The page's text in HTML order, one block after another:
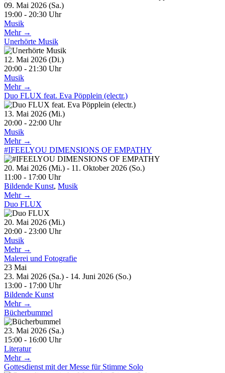
09. Mai 2026 (Sa.)
19:00 - 20:30 Uhr
Musik
Mehr →
Unerhörte Musik
12. Mai 2026 (Di.)
20:00 - 21:30 Uhr
Musik
Mehr →
Duo FLUX feat. Eva Pöpplein (electr.)
13. Mai 2026 (Mi.)
20:00 - 22:00 Uhr
Musik
Mehr →
#IFEELYOU DIMENSIONS OF EMPATHY
20. Mai 2026 (Mi.) - 11. Oktober 2026 (So.)
11:00 - 17:00 Uhr
Bildende Kunst, Musik
Mehr →
Duo FLUX
20. Mai 2026 (Mi.)
20:00 - 23:00 Uhr
Musik
Mehr →
Malerei und Fotografie
23 Mai
23. Mai 2026 (Sa.) - 14. Juni 2026 (So.)
13:00 - 17:00 Uhr
Bildende Kunst
Mehr →
Bücherbummel
23. Mai 2026 (Sa.)
15:00 - 16:00 Uhr
Literatur
Mehr →
Gottesdienst mit der Messe für Stimme Solo